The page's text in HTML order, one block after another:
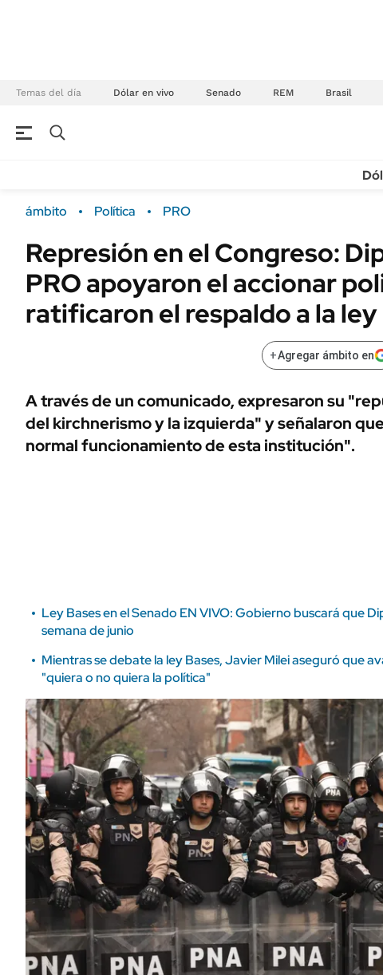
Temas del día Dólar en vivo Senado REM Brasil
Campo
FINANZAS
Dólar
Sustentabilidad
Seguros
POLÍTICA
URUGUAY
ámbito Política PRO
Represión en el Congreso:
PRO apoyaron el accionar
ratificaron el respaldo a la ley
+Agregar ámbito en
A través de un comunicado, expresaron su
del kirchnerismo y la izquierda" y señalaron
normal funcionamiento de esta institución".
Ley Bases en el Senado EN VIVO: Gobierno buscará que
semana de junio
Mientras se debate la ley Bases, Javier Milei aseguró que
"quiera o no quiera la política"